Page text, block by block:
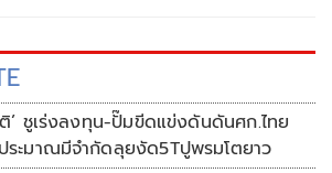
ติ’ ชูเร่งลงทุน-ปั๊มขีดแข่งดันดันศก.ไทย
ระมาณมีจำกัดลุยงัด5Tปูพรมโตยาว